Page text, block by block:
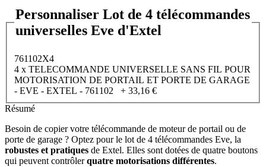
Personnaliser Lot de 4 télécommandes
universelles Eve d'Extel
761102X4
4 x TELECOMMANDE UNIVERSELLE SANS FIL POUR
MOTORISATION DE PORTAIL ET PORTE DE GARAGE
- EVE - EXTEL - 761102
+ 33,16 €
Résumé
Besoin de copier votre télécommande de moteur de portail ou de
porte de garage ? Optez pour le lot de 4 télécommandes Eve, la
robustes et pratiques de Extel. Elles sont dotées de quatre boutons
qui peuvent contrôlerquatre motorisations différentes.